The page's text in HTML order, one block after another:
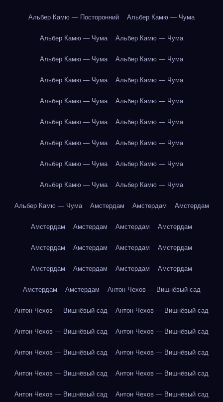
Альбер Камю — Посторонний Альбер Камю — Чума
Альбер Камю — Чума Альбер Камю — Чума
Альбер Камю — Чума Альбер Камю — Чума
Альбер Камю — Чума Альбер Камю — Чума
Альбер Камю — Чума Альбер Камю — Чума
Альбер Камю — Чума Альбер Камю — Чума
Альбер Камю — Чума Альбер Камю — Чума
Альбер Камю — Чума Альбер Камю — Чума
Альбер Камю — Чума Альбер Камю — Чума
Альбер Камю — Чума Амстердам Амстердам Амстердам
Амстердам Амстердам Амстердам Амстердам
Амстердам Амстердам Амстердам Амстердам
Амстердам Амстердам Амстердам Амстердам
Амстердам Амстердам Антон Чехов — Вишнёвый сад
Антон Чехов — Вишнёвый сад Антон Чехов — Вишнёвый сад
Антон Чехов — Вишнёвый сад Антон Чехов — Вишнёвый сад
Антон Чехов — Вишнёвый сад Антон Чехов — Вишнёвый сад
Антон Чехов — Вишнёвый сад Антон Чехов — Вишнёвый сад
Антон Чехов — Вишнёвый сад Антон Чехов — Вишнёвый сад